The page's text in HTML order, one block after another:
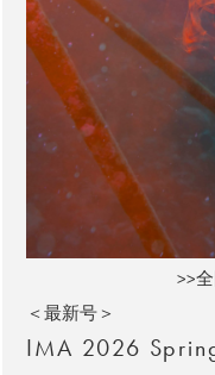
>>
＜最新号＞
IMA 2026